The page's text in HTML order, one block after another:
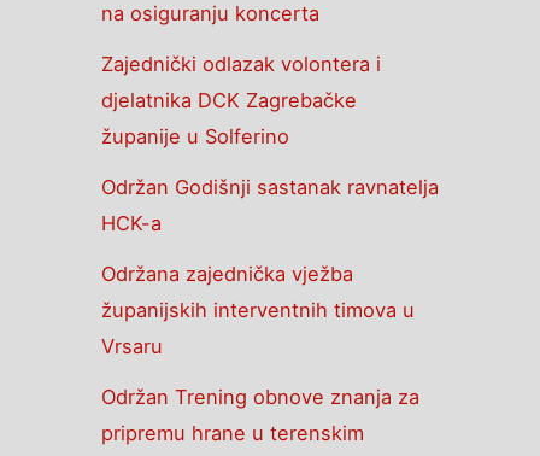
na osiguranju koncerta
Zajednički odlazak volontera i
djelatnika DCK Zagrebačke
županije u Solferino
Održan Godišnji sastanak ravnatelja
HCK-a
Održana zajednička vježba
županijskih interventnih timova u
Vrsaru
Održan Trening obnove znanja za
pripremu hrane u terenskim